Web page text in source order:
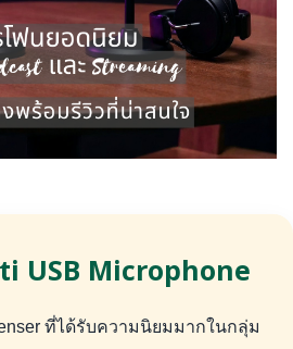
USB Microphone
ที่ได้รับความนิยมมากในกลุ่ม